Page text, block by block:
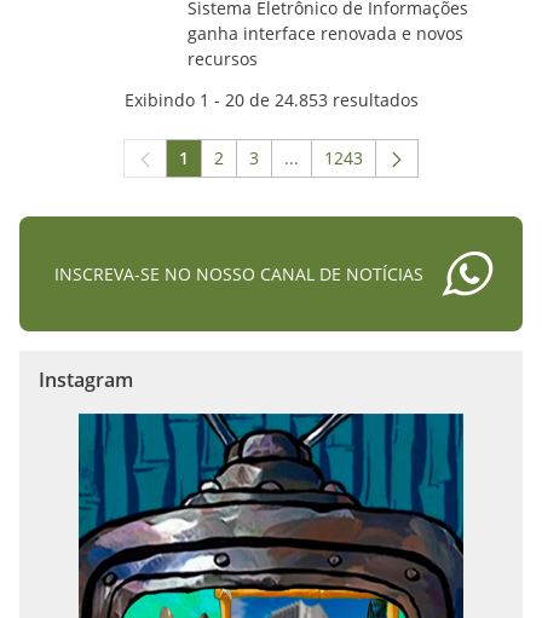
Sistema Eletrônico de Informações
ganha interface renovada e novos
recursos
Exibindo 1 - 20 de 24.853 resultados
Página
1 Página
2 Página
3 ...Páginas intermediárias Usar
Página
1243
INSCREVA-SE NO NOSSO CANAL DE NOTÍCIAS
Instagram